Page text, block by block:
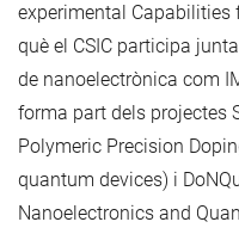
experimental Capabilities
què el CSIC participa
de nanoelectrònica com
forma part dels projectes
Polymeric Precision
quantum devices) i
Nanoelectronics and